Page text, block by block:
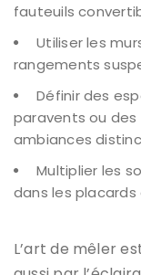
fauteuils
Utiliser les
rangements
Définir des
paravents ou
ambiances
Multiplier les
dans les
L’art de mêler